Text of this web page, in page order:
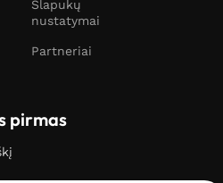
Slapukų
nustatymai
Partneriai
pirmas